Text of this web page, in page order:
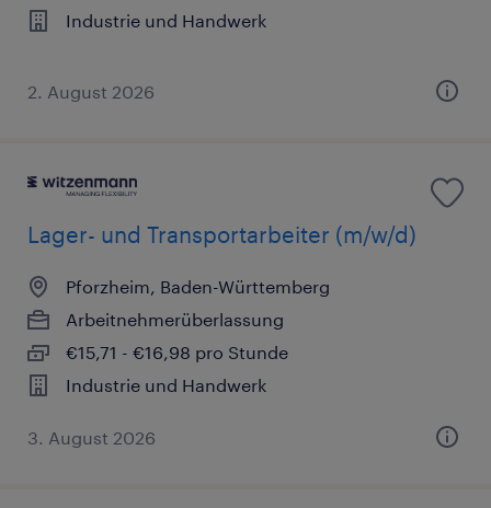
Industrie und Handwerk
2. August 2026
Lager- und Transportarbeiter (m/w/d)
Pforzheim, Baden-Württemberg
Arbeitnehmerüberlassung
€15,71 - €16,98 pro Stunde
Industrie und Handwerk
3. August 2026